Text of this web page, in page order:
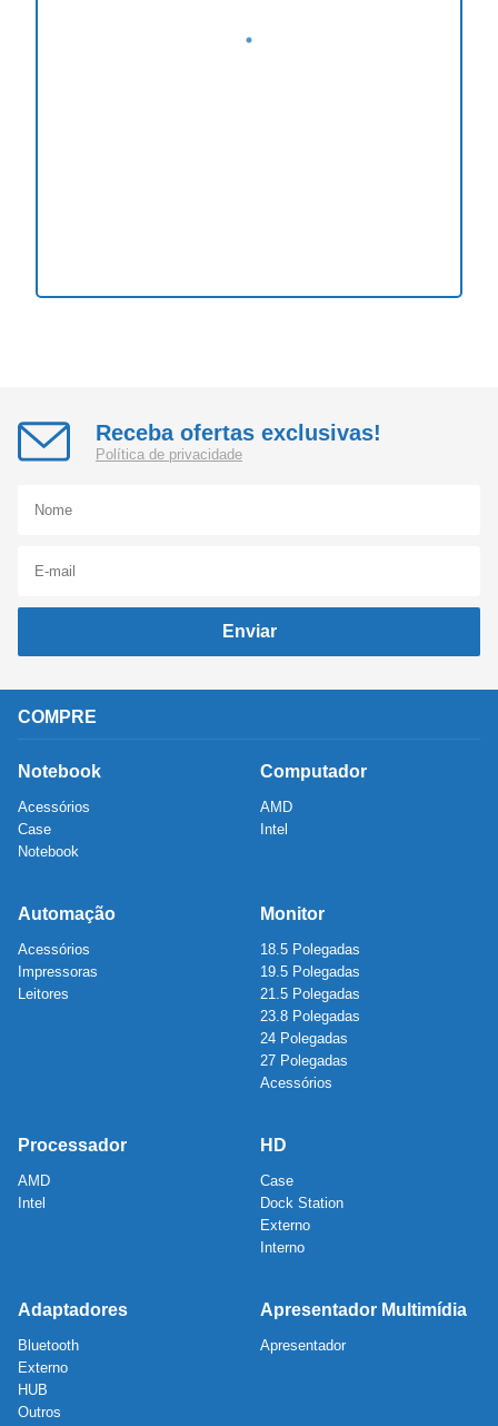
Receba ofertas exclusivas!
Política de privacidade
Enviar
COMPRE
Notebook
Acessórios
Case
Notebook
Computador
AMD
Intel
Automação
Acessórios
Impressoras
Leitores
Monitor
18.5 Polegadas
19.5 Polegadas
21.5 Polegadas
23.8 Polegadas
24 Polegadas
27 Polegadas
Acessórios
Processador
AMD
Intel
HD
Case
Dock Station
Externo
Interno
Adaptadores
Bluetooth
Externo
HUB
Outros
Apresentador Multimídia
Apresentador